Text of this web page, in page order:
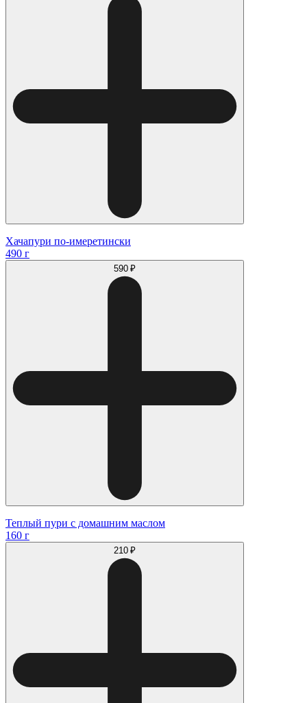
Хачапури по-имеретински
490 г
590 ₽
Теплый пури с домашним маслом
160 г
210 ₽